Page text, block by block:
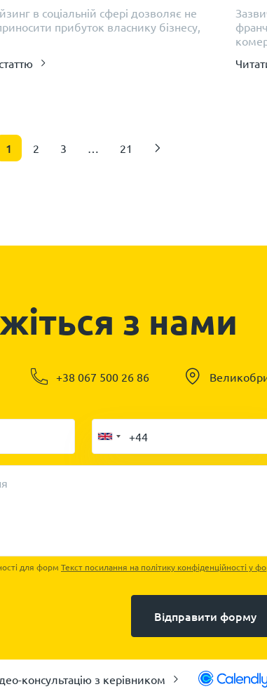
в соціальній сфері дозволяє не
прибуток власнику бізнесу,
1 2 3 … 21
з нами
+38 067 500 26 86
для форм Текст посилання на політику конфіденційності у
Відправити форму
консультацію з керівником